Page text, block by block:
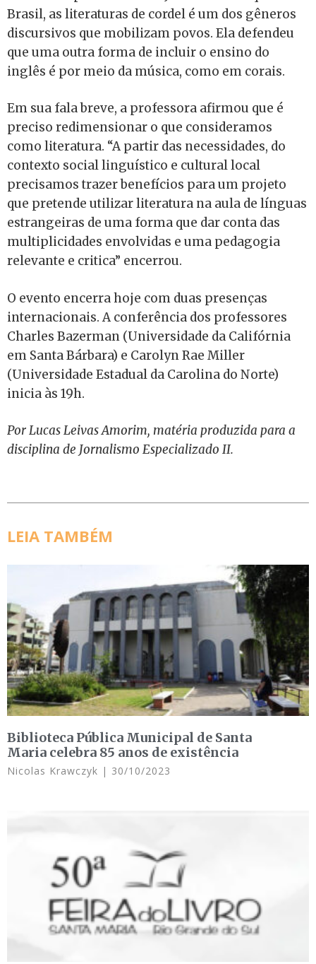
Brasil, as literaturas de cordel é um dos gêneros
discursivos que mobilizam povos. Ela defendeu
que uma outra forma de incluir o ensino do
inglês é por meio da música, como em corais.
Em sua fala breve, a professora afirmou que é
preciso redimensionar o que consideramos
como literatura. “A partir das necessidades, do
contexto social linguístico e cultural local
precisamos trazer benefícios para um projeto
que pretende utilizar literatura na aula de línguas
estrangeiras de uma forma que dar conta das
multiplicidades envolvidas e uma pedagogia
relevante e critica” encerrou.
O evento encerra hoje com duas presenças
internacionais. A conferência dos professores
Charles Bazerman (Universidade da Califórnia
em Santa Bárbara) e Carolyn Rae Miller
(Universidade Estadual da Carolina do Norte)
inicia às 19h.
Por Lucas Leivas Amorim, matéria produzida para a
disciplina de Jornalismo Especializado II.
LEIA TAMBÉM
Biblioteca Pública Municipal de Santa
Maria celebra 85 anos de existência
Nicolas Krawczyk 30/10/2023